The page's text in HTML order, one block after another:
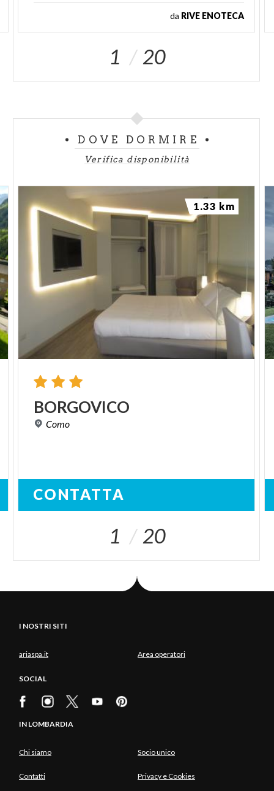
da RIVE ENOTECA
1 20
DOVE DORMIRE
Verifica disponibilità
BORGOVICO
Como
CONTATTA
1.33 km
1 20
I NOSTRI SITI
ariaspa.it Area operatori
SOCIAL
IN LOMBARDIA
Chi siamo Socio unico
Contatti Privacy e Cookies